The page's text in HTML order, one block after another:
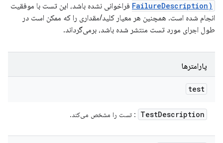
FailureDescription) فراخوانی نشده باشد، این تست با موفقیت
انجام شده است. همچنین هر معیار کلید/مقداری را که ممکن است در
طول اجرای مورد تست منتشر شده باشد، برمی‌گرداند.
پارامترها
test
TestDescription : تست را مشخص می‌کند.